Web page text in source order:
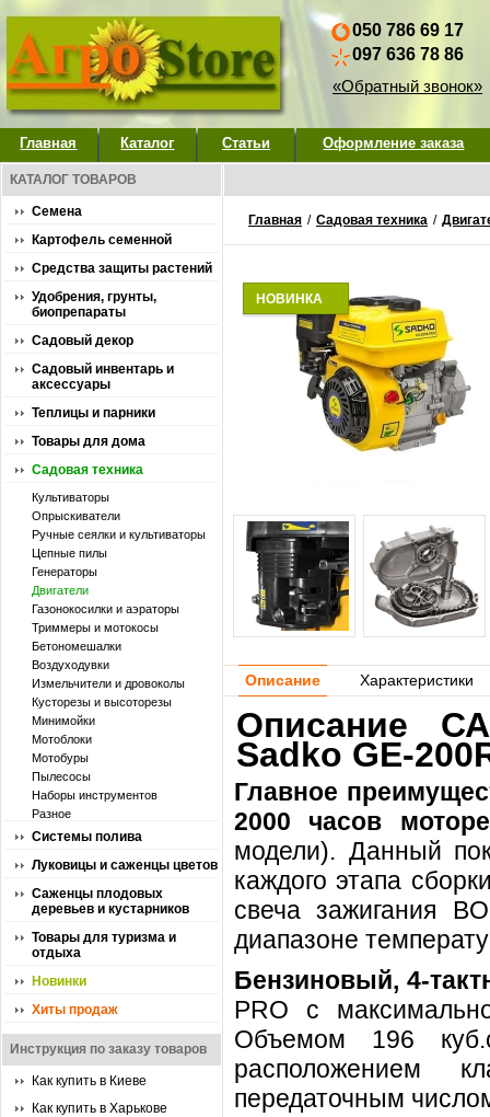
050 786 69 17
097 636 78 86
«Обратный звонок»
Главная Каталог Статьи Оформление заказа
КАТАЛОГ ТОВАРОВ
Семена
Картофель семенной
Средства защиты растений
Удобрения, грунты,
биопрепараты
Садовый декор
Садовый инвентарь и
аксессуары
Теплицы и парники
Товары для дома
Садовая техника
Культиваторы
Опрыскиватели
Ручные сеялки и культиваторы
Цепные пилы
Генераторы
Двигатели
Газонокосилки и аэраторы
Триммеры и мотокосы
Бетономешалки
Воздуходувки
Измельчители и дровоколы
Кусторезы и высоторезы
Минимойки
Мотоблоки
Мотобуры
Пылесосы
Наборы инструментов
Разное
Системы полива
Луковицы и саженцы цветов
Саженцы плодовых
деревьев и кустарников
Товары для туризма и
отдыха
Новинки
Хиты продаж
Инструкция по заказу товаров
Как купить в Киеве
Как купить в Харькове
Главная / Садовая техника /
НОВИНКА
Описание Характеристики
Описание
Sadko GE-
Главное
2000 часов
модели). Данный
каждого этапа
свеча зажигания
диапазоне
Бензиновый, 4-
PRO с
Объемом 196
расположением
передаточным